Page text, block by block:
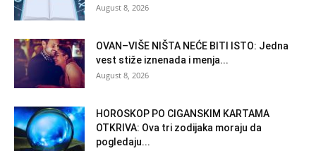
August 8, 2026
OVAN–VIŠE NIŠTA NEĆE BITI ISTO: Jedna
vest stiže iznenada i menja...
August 8, 2026
HOROSKOP PO CIGANSKIM KARTAMA
OTKRIVA: Ova tri zodijaka moraju da
pogledaju...